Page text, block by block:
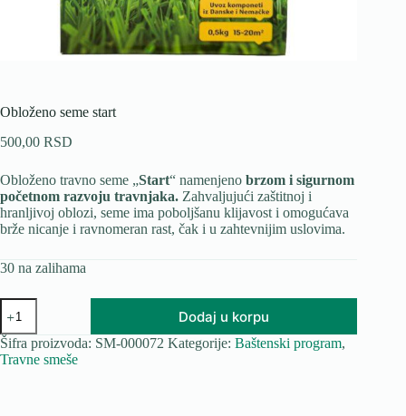
Obloženo seme start
500,00 RSD
Obloženo travno seme „Start“ namenjeno brzom i sigurnom
početnom razvoju travnjaka. Zahvaljujući zaštitnoj i
hranljivoj oblozi, seme ima poboljšanu klijavost i omogućava
brže nicanje i ravnomeran rast, čak i u zahtevnijim uslovima.
30 na zalihama
Obloženo
seme
start
količina
Dodaj u korpu
Šifra proizvoda: SM-000072 Kategorije: Baštenski program,
Travne smeše